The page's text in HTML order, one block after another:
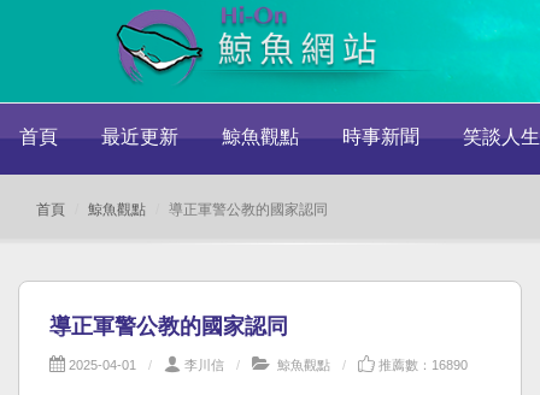
首頁 最近更新 鯨魚觀點 時事新聞 笑談人生
首頁 鯨魚觀點 導正軍警公教的國家認同
導正軍警公教的國家認同
2025-04-01 李川信 鯨魚觀點 推薦數：16890